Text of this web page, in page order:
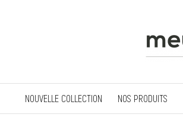
NOUVELLE COLLECTION NOS PRODUITS